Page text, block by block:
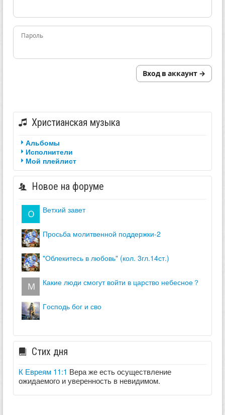
Пароль
Вход в аккаунт →
Христианская музыка
Альбомы
Исполнители
Мой плейлист
Новое на форуме
ветхий завет
просьба молитвенной поддержки-2
"облекитесь в любовь" (кол. 3гл.14ст.)
какие люди смогут войти в царство небесное？
господь бог и сво
Стих дня
К Евреям 11:1 Вера же есть осуществление
ожидаемого и уверенность в невидимом.